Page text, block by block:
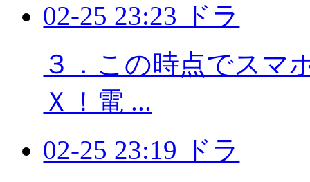
02-25 23:23 ドラ
３．この時点でスマ
Ｘ！電 ...
02-25 23:19 ドラ